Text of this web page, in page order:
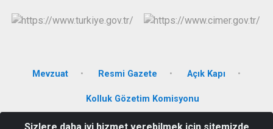
Mevzuat Resmi Gazete Açık Kapı
Kolluk Gözetim Komisyonu